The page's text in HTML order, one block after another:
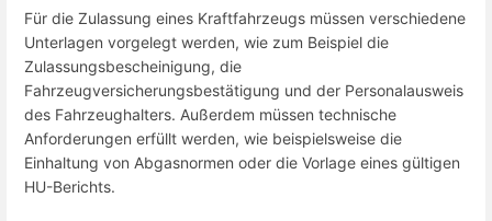
Für die Zulassung eines Kraftfahrzeugs müssen verschiedene
Unterlagen vorgelegt werden, wie zum Beispiel die
Zulassungsbescheinigung, die
Fahrzeugversicherungsbestätigung und der Personalausweis
des Fahrzeughalters. Außerdem müssen technische
Anforderungen erfüllt werden, wie beispielsweise die
Einhaltung von Abgasnormen oder die Vorlage eines gültigen
HU-Berichts.